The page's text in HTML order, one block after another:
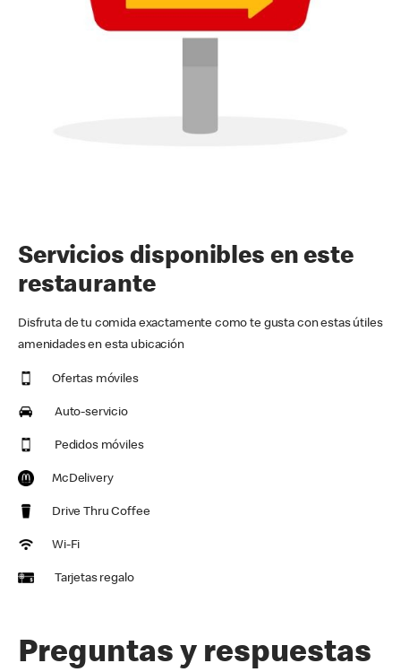
Servicios disponibles en este
restaurante
Disfruta de tu comida exactamente como te gusta con estas útiles
amenidades en esta ubicación
Ofertas móviles
Auto-servicio
Pedidos móviles
McDelivery
Drive Thru Coffee
Wi-Fi
Tarjetas regalo
Preguntas y respuestas